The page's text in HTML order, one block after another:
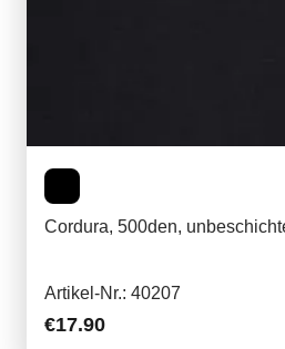
Cordura, 500den,
Artikel-Nr.: 40207
€17.90